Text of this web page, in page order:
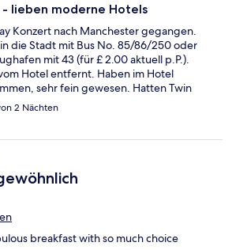
lieben moderne Hotels
Konzert nach Manchester gegangen.
die Stadt mit Bus No. 85/86/250 oder
mit 43 (für £ 2.00 aktuell p.P.).
Hotel entfernt. Haben im Hotel
sehr fein gewesen. Hatten Twin
Betten bekommen, moderes Zimmer
gefallen. Würden wieder in dieses Hotel
2 Nächten
breakfast with so much choice